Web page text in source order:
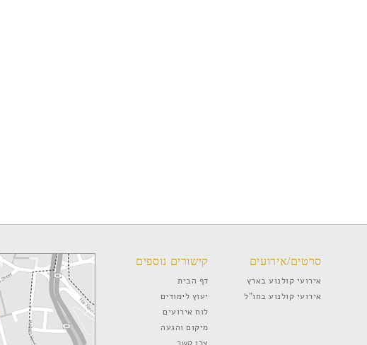
סרטים/אירועים
אירועי קולנוע בארץ
אירועי קולנוע בחו”ל
קישורים נוספים
דף הבית
יעוץ לימודים
לוח אירועים
מיקום והגעה
צרו קשר